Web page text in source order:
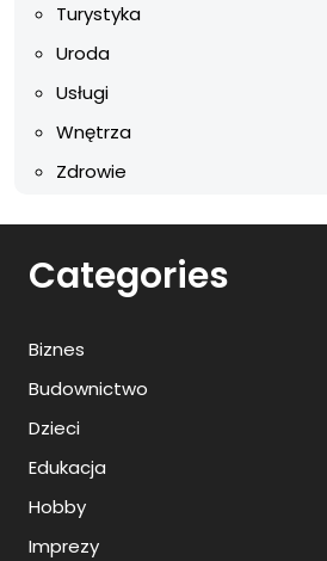
Turystyka
Uroda
Usługi
Wnętrza
Zdrowie
Categories
Biznes
Budownictwo
Dzieci
Edukacja
Hobby
Imprezy